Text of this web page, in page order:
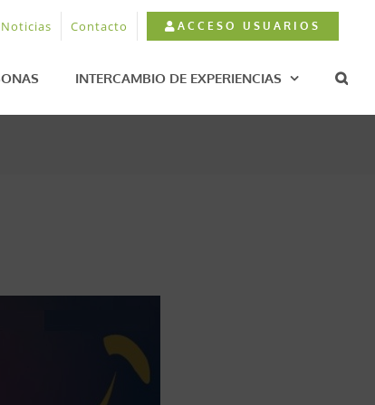
Noticias Contacto ACCESO USUARIOS
INTERCAMBIO DE EXPERIENCIAS